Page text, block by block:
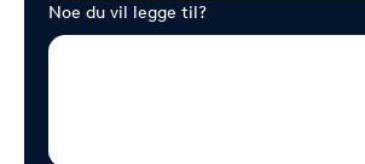
Noe du vil legge til?